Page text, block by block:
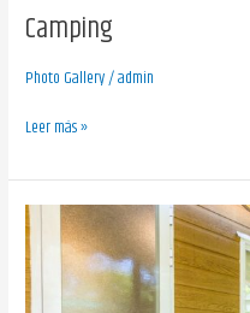
Camping
Photo Gallery/admin
Leer más »
Bungalows